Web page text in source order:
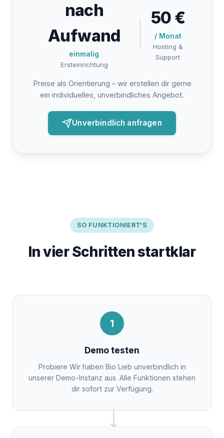
nach
Aufwand
einmalig
Ersteinrichtung
50 €
/ Monat
Hosting &
Support
Preise als Orientierung – wir erstellen dir gerne
ein individuelles, unverbindliches Angebot.
Unverbindlich anfragen
SO FUNKTIONIERT'S
In vier Schritten startklar
1
Demo testen
Probiere Wir haben Bio Lieb unverbindlich in
unserer Demo-Instanz aus. Alle Funktionen stehen
dir sofort zur Verfügung.